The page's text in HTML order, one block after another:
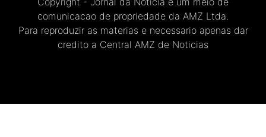
comunicacao de propriedade da AMZ Ltda.
Para reproduzir as materias e necessario apenas dar
credito a Central AMZ de Noticias